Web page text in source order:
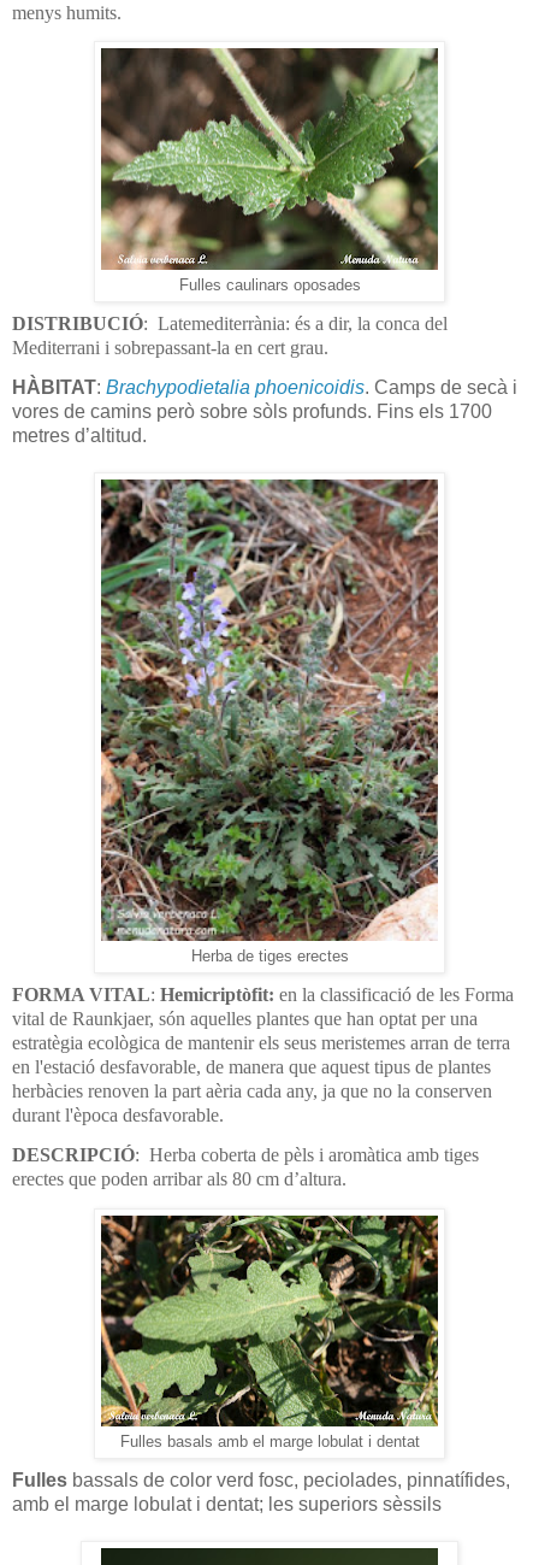
menys humits.
Fulles caulinars oposades
DISTRIBUCIÓ: Latemediterrània: és a dir, la conca del
Mediterrani i sobrepassant-la en cert grau.
HÀBITAT: Brachypodietalia phoenicoidis. Camps de secà i
vores de camins però sobre sòls profunds. Fins els 1700
metres d’altitud.
Herba de tiges erectes
FORMA VITAL: Hemicriptòfit: en la classificació de les Forma
vital de Raunkjaer, són aquelles plantes que han optat per una
estratègia ecològica de mantenir els seus meristemes arran de terra
en l'estació desfavorable, de manera que aquest tipus de plantes
herbàcies renoven la part aèria cada any, ja que no la conserven
durant l'època desfavorable.
DESCRIPCIÓ: Herba coberta de pèls i aromàtica amb tiges
erectes que poden arribar als 80 cm d’altura.
Fulles basals amb el marge lobulat i dentat
Fulles bassals de color verd fosc, peciolades, pinnatífides,
amb el marge lobulat i dentat; les superiors sèssils